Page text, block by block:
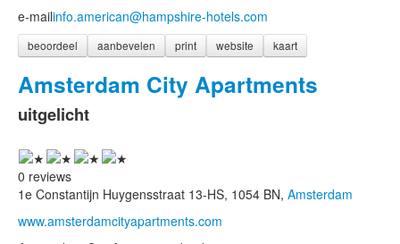
e-mailinfo.american@hampshire-hotels.com
beoordeel aanbevelen print website kaart
Amsterdam City Apartments
uitgelicht
0 reviews
1e Constantijn Huygensstraat 13-HS, 1054 BN, Amsterdam
www.amsterdamcityapartments.com